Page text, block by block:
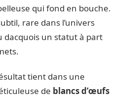
qui fond en bouche.
rare dans l’univers
dacquois un statut à part
tient dans une
de blancs d’œufs